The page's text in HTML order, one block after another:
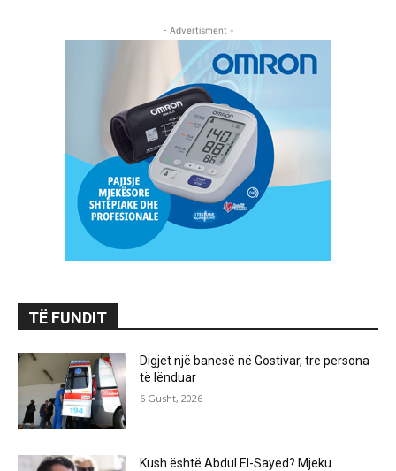
- Advertisment -
TË FUNDIT
Digjet një banesë në Gostivar, tre persona
të lënduar
6 Gusht, 2026
Kush është Abdul El-Sayed? Mjeku